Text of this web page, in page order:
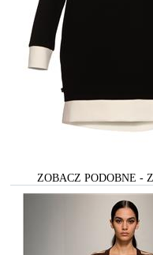
ZOBACZ PODOBNE -